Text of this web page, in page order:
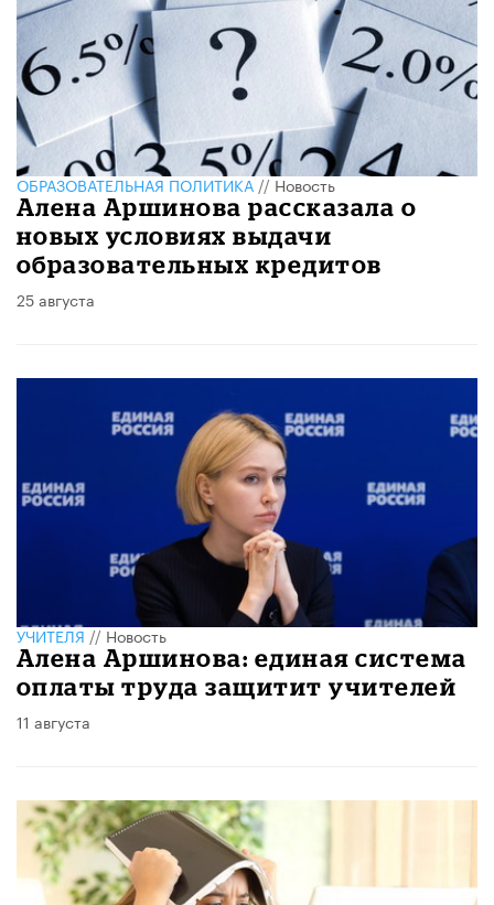
ОБРАЗОВАТЕЛЬНАЯ ПОЛИТИКА//Новость
Алена Аршинова рассказала о
новых условиях выдачи
образовательных кредитов
25 августа
УЧИТЕЛЯ//Новость
Алена Аршинова: единая система
оплаты труда защитит учителей
11 августа